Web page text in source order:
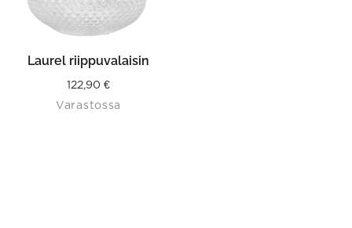
Laurel riippuvalaisin
122,90 €
Varastossa